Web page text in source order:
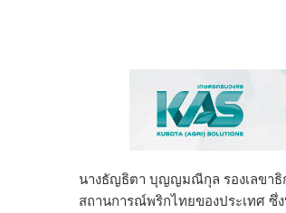
นางธัญธิตา บุญญมณีกุล รองเลขาธิก
สถานการณ์พริกไทยของประเทศ ซึ่ง